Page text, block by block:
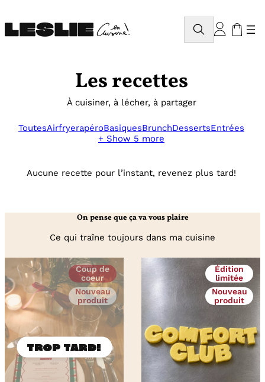
au
contenu
Rechercher
Les recettes
À cuisiner, à lécher, à partager
ToutesAirfryerapéroBasiquesBrunchDessertsEntrées
+ Show 5 more
Aucune recette pour l’instant, revenez plus tard!
On pense que ça va vous plaire
Ce qui traîne toujours dans ma cuisine
Coup de
coeur
Nouveau
produit
Édition
limitée
Nouveau
produit